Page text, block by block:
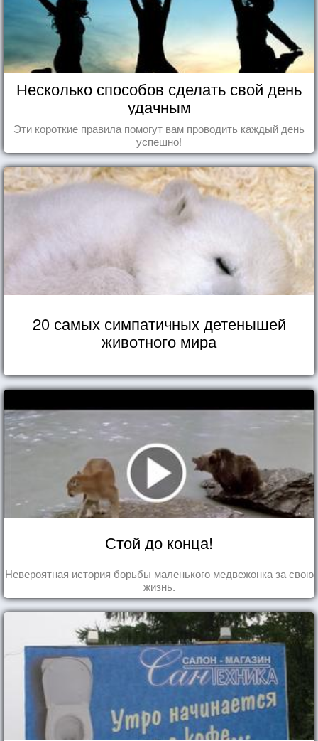
Несколько способов сделать свой день
удачным
Эти короткие правила помогут вам проводить каждый день
успешно!
20 самых симпатичных детенышей
животного мира
Стой до конца!
Невероятная история борьбы маленького медвежонка за свою
жизнь.